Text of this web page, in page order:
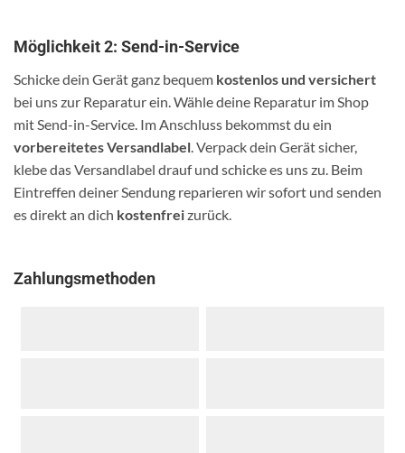
Möglichkeit 2: Send-in-Service
Schicke dein Gerät ganz bequem kostenlos und versichert
bei uns zur Reparatur ein. Wähle deine Reparatur im Shop
mit Send-in-Service. Im Anschluss bekommst du ein
vorbereitetes Versandlabel. Verpack dein Gerät sicher,
klebe das Versandlabel drauf und schicke es uns zu. Beim
Eintreffen deiner Sendung reparieren wir sofort und senden
es direkt an dich kostenfreizurück.
Zahlungsmethoden